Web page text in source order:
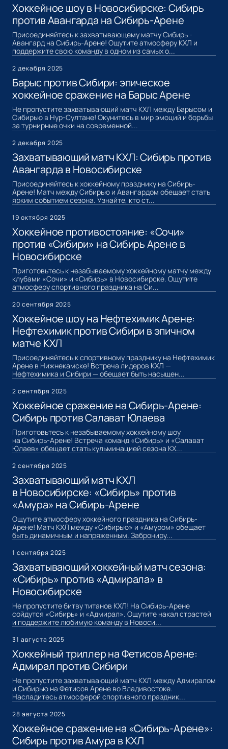
Хоккейное шоу в Новосибирске: Сибирь
против Авангарда на Сибирь-Арене
Присоединяйтесь к захватывающему матчу Сибирь -
Авангард на Сибирь-Арене! Ощутите атмосферу КХЛ и
поддержите свою команду в одном из самых о...
2 декабря 2025
Барыс против Сибири: эпическое
хоккейное сражение на Барыс Арене
Не пропустите захватывающий матч КХЛ между Барысом и
Сибирью в Нур-Султане! Окунитесь в мир эмоций и борьбы
за турнирные очки на современной...
2 декабря 2025
Захватывающий матч КХЛ: Сибирь против
Авангарда в Новосибирске
Присоединяйтесь к хоккейному празднику на Сибирь-
Арене! Матч между Сибирью и Авангардом обещает стать
ярким событием сезона. Узнайте, кто ст...
19 октября 2025
Хоккейное противостояние: «Сочи»
против «Сибири» на Сибирь Арене в
Новосибирске
Приготовьтесь к незабываемому хоккейному матчу между
клубами «Сочи» и «Сибирь» в Новосибирске. Ощутите
атмосферу спортивного праздника на Си...
20 сентября 2025
Хоккейное шоу на Нефтехимик Арене:
Нефтехимик против Сибири в эпичном
матче КХЛ
Присоединяйтесь к спортивному празднику на Нефтехимик
Арене в Нижнекамске! Встреча лидеров КХЛ —
Нефтехимика и Сибири — обещает быть насыщен...
2 сентября 2025
Хоккейное сражение на Сибирь-Арене:
Сибирь против Салават Юлаева
Приготовьтесь к незабываемому хоккейному шоу
на Сибирь-Арене! Встреча команд «Сибирь» и «Салават
Юлаев» обещает стать кульминацией сезона КХ...
2 сентября 2025
Захватывающий матч КХЛ
в Новосибирске: «Сибирь» против
«Амура» на Сибирь-Арене
Ощутите атмосферу хоккейного праздника на Сибирь-
Арене! Матч КХЛ между «Сибирью» и «Амуром» обещает
быть динамичным и напряженным. Заброниру...
1 сентября 2025
Захватывающий хоккейный матч сезона:
«Сибирь» против «Адмирала» в
Новосибирске
Не пропустите битву титанов КХЛ! На Сибирь-Арене
сойдутся «Сибирь» и «Адмирал». Ощутите накал страстей
и поддержите любимую команду в Новоси...
31 августа 2025
Хоккейный триллер на Фетисов Арене:
Адмирал против Сибири
Не пропустите захватывающий матч КХЛ между Адмиралом
и Сибирью на Фетисов Арене во Владивостоке.
Насладитесь атмосферой спортивного праздник...
28 августа 2025
Хоккейное сражение на «Сибирь-Арене»:
Сибирь против Амура в КХЛ